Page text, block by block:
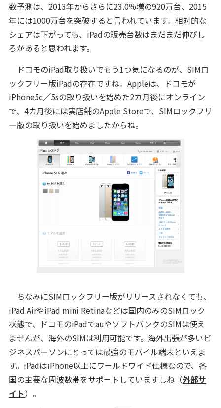
数予測は、2013年からさらに23.0%増の920万台、2015
年には1000万台を突破すると言われています。相対的な
シェアは下がっても、iPadの販売台数はまだまだ伸びし
ろがあると思われます。
ドコモのiPad取り扱いでもう1つ気になるのが、SIMロ
ックフリー版iPadの存在ですね。Appleは、ドコモが
iPhone5c／5sの取り扱いを始めた2カ月後にオンライン
で、4カ月後には実店舗のApple Storeで、SIMロックフリ
ー版の取り扱いを始めましたからね。
ちなみにSIMロックフリー版がリリースされなくても、
iPad AirやiPad mini Retinaなどは国内のみのSIMロック
状態で、ドコモのiPadでauやソフトバンクのSIMは使え
ませんが、海外のSIMは利用可能です。海外出張が多いビ
ジネスパーソンにとっては最強のモバイル端末といえま
す。iPadはiPhone以上にワールドワイド仕様なので、各
国の主要な周波数帯をサポートしていますしね（外部サ
イト）。